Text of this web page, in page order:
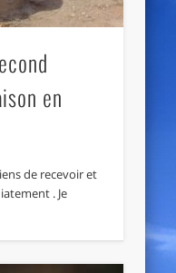
en
de recevoir et
. Je